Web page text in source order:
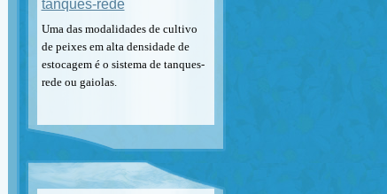
tanques-rede
Uma das modalidades de cultivo
de peixes em alta densidade de
estocagem é o sistema de tanques-
rede ou gaiolas.